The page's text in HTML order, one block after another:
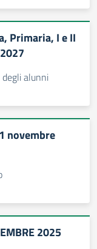
Primaria, I e II
degli alunni
novembre
2025